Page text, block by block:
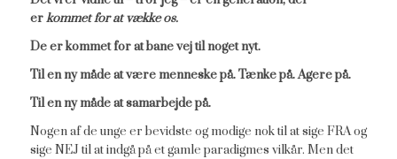
erkommet for at vække os.
De er kommet for at bane vej til noget nyt.
Til en ny måde at være menneske på. Tænke på. Agere på.
Til en ny måde at samarbejde på.
Nogen af de unge er bevidste og modige nok til at sige FRA og
sige NEJ til at indgå på et gamle paradigmes vilkår. Men det